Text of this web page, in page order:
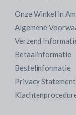
Onze Winkel in
Algemene
Verzend
Betaalinformatie
Bestelinformatie
Privacy Statement